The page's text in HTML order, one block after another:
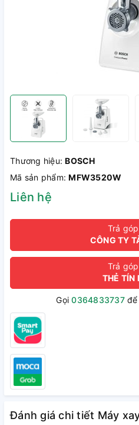
Thương hiệu:BOSCH
Mã sản phẩm:MFW3520W
Liên hệ
Trả
CÔNG TY
Trả
THẺ TÍN
Gọi0364833737để
Đánh giá chi tiết Máy